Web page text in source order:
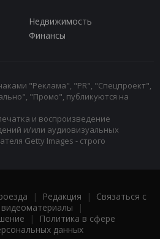
Недвижимость
Финансы
"Реклама", "PR", "Спецпроект",
"Промо", публикуются на
и воспроизведение
и/или аудиовизуальных
Getty Images - строго
| Редакция | Связаться с
|
|
Политика в сфере
данных